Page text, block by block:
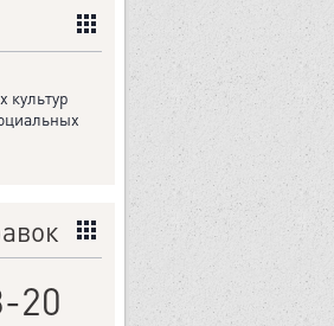
культур
20